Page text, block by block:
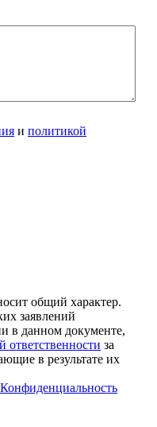
и политикой
общий характер.
заявлений
в данном документе,
ответственности за
в результате их
Конфиденциальность